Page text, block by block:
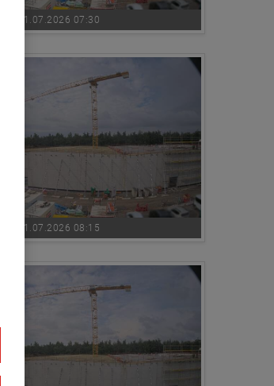
01.07.2026 07:30
01.07.2026 08:15